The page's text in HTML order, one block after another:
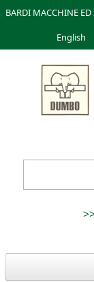
BARDI MACCHINE
English